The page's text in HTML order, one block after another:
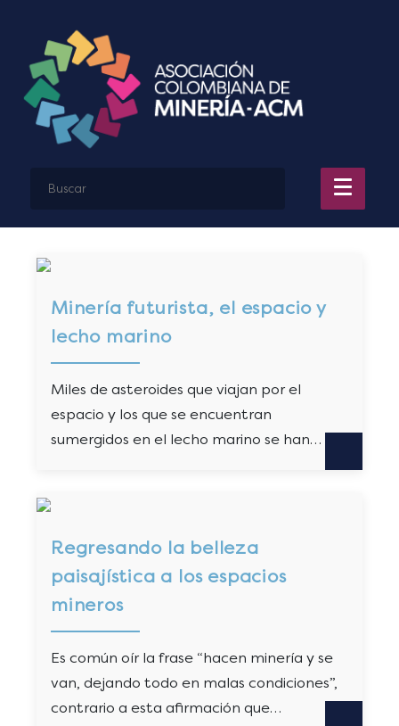
Minería futurista, el espacio y
lecho marino
Miles de asteroides que viajan por el
espacio y los que se encuentran
sumergidos en el lecho marino se han…
Regresando la belleza
paisajística a los espacios
mineros
Es común oír la frase “hacen minería y se
van, dejando todo en malas condiciones”,
contrario a esta afirmación que…